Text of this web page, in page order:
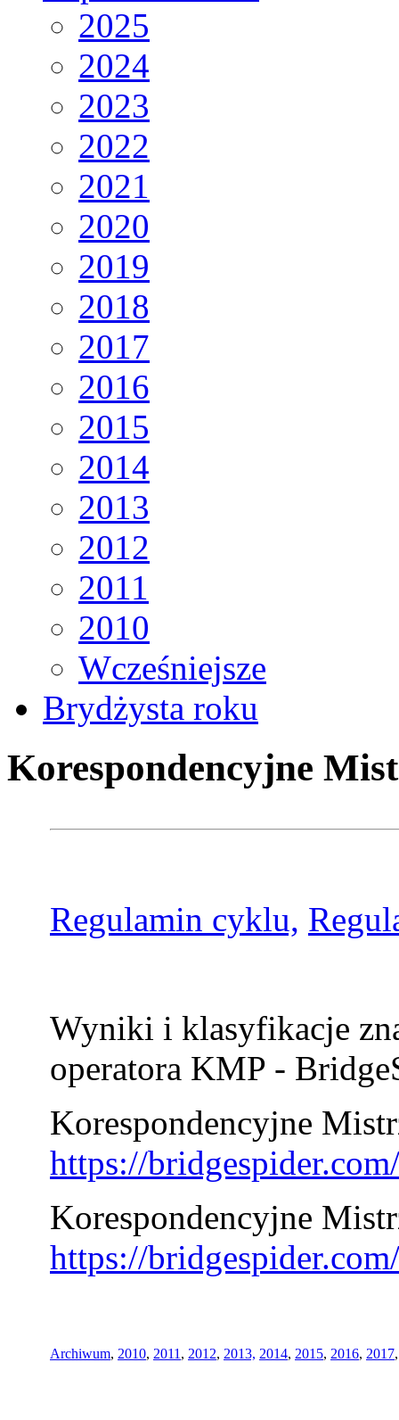
2025
2024
2023
2022
2021
2020
2019
2018
2017
2016
2015
2014
2013
2012
2011
2010
Wcześniejsze
Brydżysta roku
Korespondencyjne
Regulamin cyklu,
Wyniki i klasyfikacje
operatora KMP -
Korespondencyjne
https://
Korespondencyjne
https://
Archiwum, 2010, 2011 , 2012, 2013, 2014, 2015, 2016, 2017